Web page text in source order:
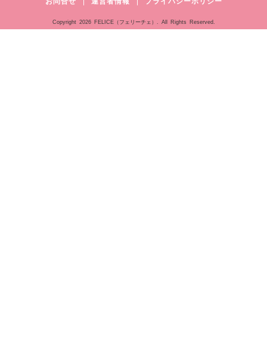
Copyright 2026 FELICE（フェリーチェ）. All Rights Reserved.